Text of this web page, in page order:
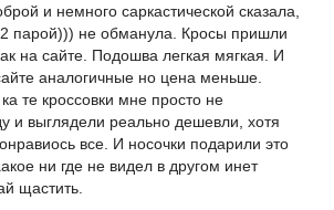
и немного саркастической сказала,
парой))) не обманула. Кросы пришли
на сайте. Подошва легкая мягкая. И
аналогичные но цена меньше.
те кроссовки мне просто не
и выглядели реально дешевли, хотя
все. И носочки подарили это
ни где не видел в другом инет
щастить.